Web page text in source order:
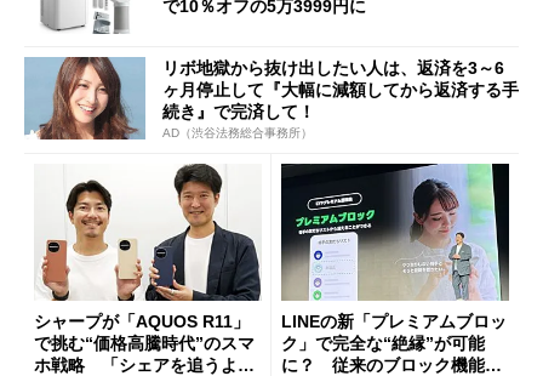
で10％オフの5万3999円に
リボ地獄から抜け出したい人は、返済を3～6
ヶ月停止して『大幅に減額してから返済する手
続き』で完済して！
AD（渋谷法務総合事務所）
シャープが「AQUOS R11」
で挑む“価格高騰時代”のスマ
ホ戦略 「シェアを追うより
LINEの新「プレミアムブロッ
ク」で完全な“絶縁”が可能
に？ 従来のブロック機能と